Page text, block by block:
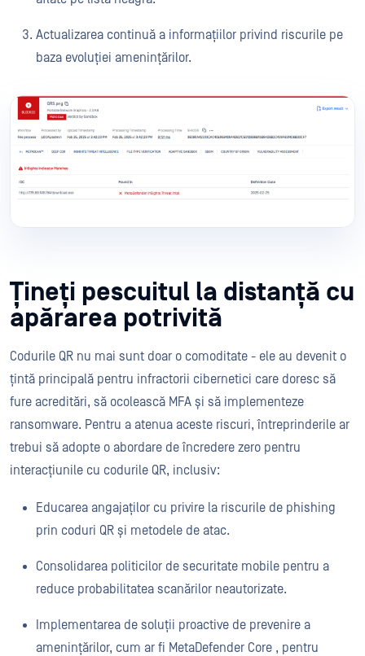
Actualizarea continuă a informațiilor privind riscurile pe
baza evoluției amenințărilor.
Țineți pescuitul la distanță cu
apărarea potrivită
Codurile QR nu mai sunt doar o comoditate - ele au devenit o
țintă principală pentru infractorii cibernetici care doresc să
fure acreditări, să ocolească MFA și să implementeze
ransomware. Pentru a atenua aceste riscuri, întreprinderile ar
trebui să adopte o abordare de încredere zero pentru
interacțiunile cu codurile QR, inclusiv:
Educarea angajaților cu privire la riscurile de phishing
prin coduri QR și metodele de atac.
Consolidarea politicilor de securitate mobile pentru a
reduce probabilitatea scanărilor neautorizate.
Implementarea de soluții proactive de prevenire a
amenințărilor, cum ar fi MetaDefender Core , pentru